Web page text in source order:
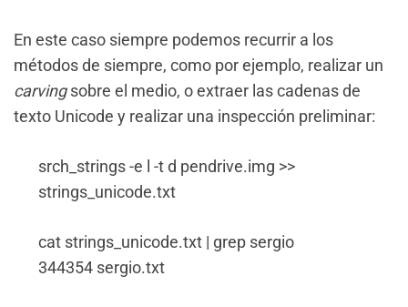
En este caso siempre podemos recurrir a los
métodos de siempre, como por ejemplo, realizar un
carvingsobre el medio, o extraer las cadenas de
texto Unicode y realizar una inspección preliminar:
srch_strings -e l -t d pendrive.img >>
strings_unicode.txt
cat strings_unicode.txt | grep sergio
344354 sergio.txt